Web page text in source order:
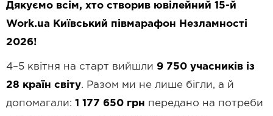
Дякуємо всім, хто створив ювілейний 15-й
Work.ua Київський півмарафон Незламності
2026!
4–5 квітня на старт вийшли 9 750 учасників із
28 країн світу. Разом ми не лише бігли, а й
допомагали: 1 177 650 грн передано на потреби